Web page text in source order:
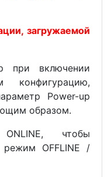
загружаемой
при включении
Power-up
образом.
чтобы
режим OFFLINE /